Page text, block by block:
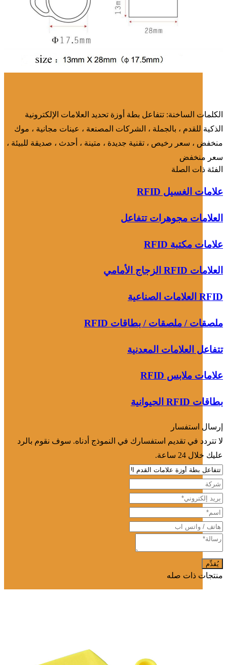
الكلمات الساخنة: تتفاعل بطة أوزة تحديد العلامات الإلكترونية
الذكية للقدم ، بالجملة ، الشركات المصنعة ، عينات مجانية ، موك
منخفض ، سعر رخيص ، تقنية جديدة ، متينة ، أحدث ، صديقة للبيئة ،
سعر منخفض
الفئة ذات الصلة
علامات الغسيل RFID
العلامات مجوهرات تتفاعل
علامات مكتبة RFID
العلامات RFID الزجاج الأمامي
RFID العلامات الصناعية
ملصقات / ملصقات / بطاقات RFID
تتفاعل العلامات المعدنية
علامات ملابس RFID
بطاقات RFID الحيوانية
إرسال استفسار
لا تتردد في تقديم استفسارك في النموذج أدناه. سوف نقوم بالرد
عليك خلال 24 ساعة.
منتجات ذات صله